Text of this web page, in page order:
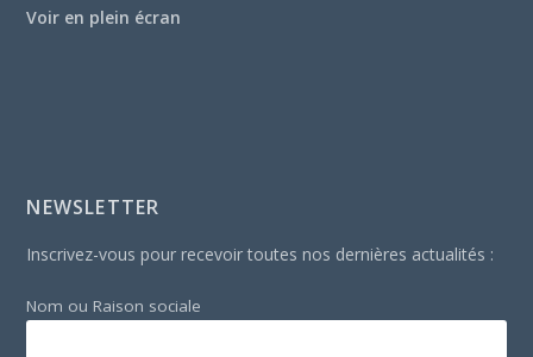
Voir en plein écran
NEWSLETTER
Inscrivez-vous pour recevoir toutes nos dernières actualités :
Nom ou Raison sociale